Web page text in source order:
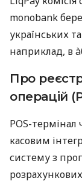
monobank
українських
наприклад, в
Про
операцій
POS-термінал
касовим
систему з